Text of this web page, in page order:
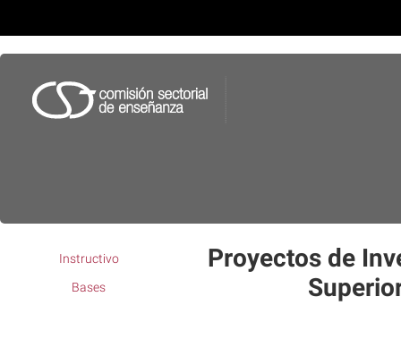
Instructivo
Bases
Proyectos de